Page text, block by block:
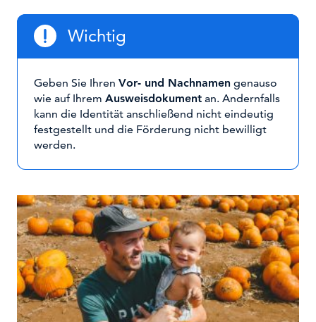
Wichtig
Geben Sie Ihren Vor- und Nachnamen genauso
wie auf Ihrem Ausweisdokument an. Andernfalls
kann die Identität anschließend nicht eindeutig
festgestellt und die Förderung nicht bewilligt
werden.